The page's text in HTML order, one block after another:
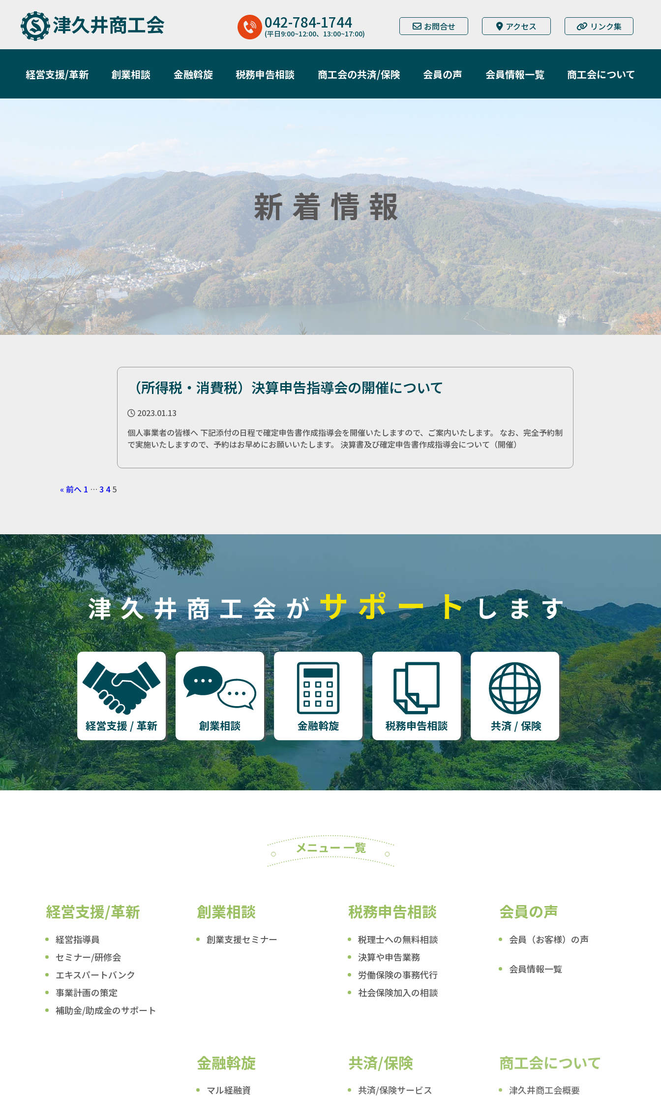
津久井商工会 042-784-1744
(平日9:00~12:00、13:00~17:00)
お問合せ アクセス リンク集
経営支援/革新 創業相談 金融斡旋 税務申告相談 商工会の共済/保険 会員の声 会員情報一覧 商工会について
新着情報
（所得税・消費税）決算申告指導会の開催について
2023.01.13
個人事業者の皆様へ 下記添付の日程で確定申告書作成指導会を開催いたしますので、ご案内いたします。 なお、完全予約制
で実施いたしますので、予約はお早めにお願いいたします。 決算書及び確定申告書作成指導会について（開催）
« 前へ 1 … 3 4 5
津久井商工会がサポートします
経営支援/革新
経営指導員
セミナー/研修会
エキスパートバンク
事業計画の策定
補助金/助成金のサポート
創業相談
創業支援セミナー
税務申告相談
税理士への無料相談
決算や申告業務
労働保険の事務代行
社会保険加入の相談
会員の声
会員（お客様）の声
会員情報一覧
金融斡旋
マル経融資
共済/保険
共済/保険サービス
商工会について
津久井商工会概要